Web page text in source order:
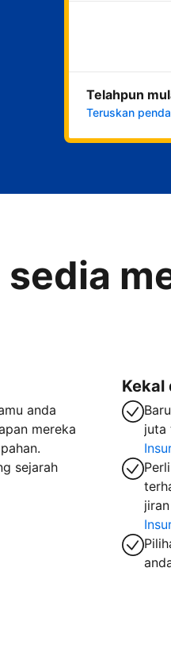
Telahpun
Teruskan
anda
mereka
sejarah
Kekal
juta